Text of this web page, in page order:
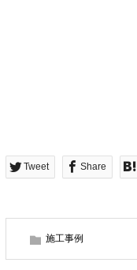
Tweet Share
施工事例